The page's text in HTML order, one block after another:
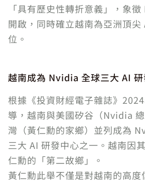
「具有歷史性轉折意義」，象
開啟，同時確立越南為亞洲頂
位。
越南成為 Nvidia 全球三大 AI
根據《投資財經電子雜誌》
導，越南與美國矽谷（Nvidia
灣（黃仁勳的家鄉）並列成為
三大 AI 研發中心之一。越南因
仁勳的「第二故鄉」。
黃仁勳此舉不僅是對越南的高度